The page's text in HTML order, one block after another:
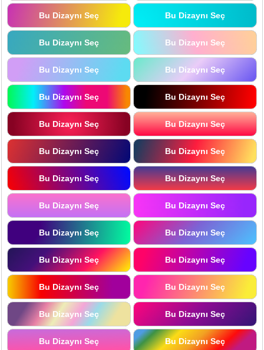
Bu Dizaynı Seç Bu Dizaynı Seç
Bu Dizaynı Seç Bu Dizaynı Seç
Bu Dizaynı Seç Bu Dizaynı Seç
Bu Dizaynı Seç Bu Dizaynı Seç
Bu Dizaynı Seç Bu Dizaynı Seç
Bu Dizaynı Seç Bu Dizaynı Seç
Bu Dizaynı Seç Bu Dizaynı Seç
Bu Dizaynı Seç Bu Dizaynı Seç
Bu Dizaynı Seç Bu Dizaynı Seç
Bu Dizaynı Seç Bu Dizaynı Seç
Bu Dizaynı Seç Bu Dizaynı Seç
Bu Dizaynı Seç Bu Dizaynı Seç
Bu Dizaynı Seç Bu Dizaynı Seç